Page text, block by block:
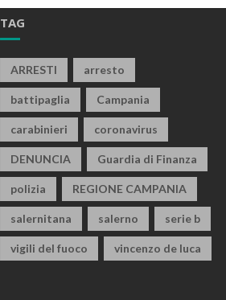
TAG
ARRESTI arresto
battipaglia Campania
carabinieri coronavirus
DENUNCIA Guardia di Finanza
polizia REGIONE CAMPANIA
salernitana salerno serie b
vigili del fuoco vincenzo de luca